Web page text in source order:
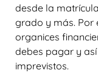
desde la
grado y más. Por
organices
debes pagar y
imprevistos.